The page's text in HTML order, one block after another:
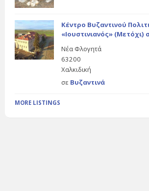
Κέντρο Βυζαντινού
«Ιουστινιανός»
Νέα Φλογητά
63200
Χαλκιδική
σε Βυζαντινά
MORE LISTINGS